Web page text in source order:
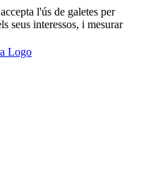
l'ús de galetes per
seus interessos, i mesurar